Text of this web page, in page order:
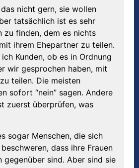
nicht gern, sie wollen
tatsächlich ist es sehr
zu finden, dem es nichts
ihrem Ehepartner zu teilen.
Kunden, ob es in Ordnung
wir gesprochen haben, mit
teilen. Die meisten
sofort “nein” sagen. Andere
zuerst überprüfen, was
sogar Menschen, die sich
dass ihre Frauen
gegenüber sind. Aber sind sie